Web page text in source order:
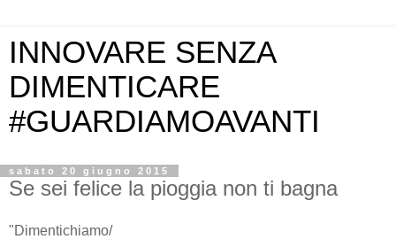
INNOVARE SENZA
DIMENTICARE
#GUARDIAMOAVANTI
sabato 20 giugno 2015
Se sei felice la pioggia non ti bagna
"Dimentichiamo/